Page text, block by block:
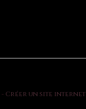
Créer un site internet